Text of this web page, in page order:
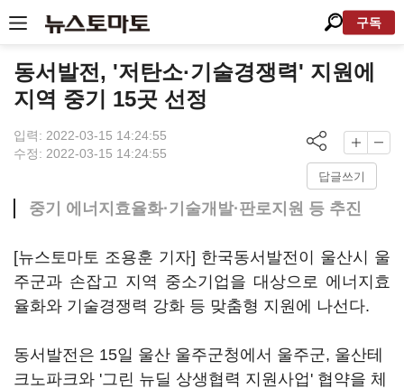
구독
동서발전, '저탄소·기술경쟁력' 지원에
지역 중기 15곳 선정
입력: 2022-03-15 14:24:55
수정: 2022-03-15 14:24:55
답글쓰기
중기 에너지효율화·기술개발·판로지원 등 추진
[뉴스토마토 조용훈 기자] 한국동서발전이 울산시 울
주군과 손잡고 지역 중소기업을 대상으로 에너지효
율화와 기술경쟁력 강화 등 맞춤형 지원에 나선다.
동서발전은 15일 울산 울주군청에서 울주군, 울산테
크노파크와 '그린 뉴딜 상생협력 지원사업' 협약을 체